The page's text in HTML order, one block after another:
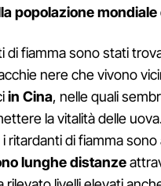
popolazione
di fiamma sono stati
nere che vivono
in Cina, nelle quali
la vitalità delle
ritardanti di fiamma sono
lunghe distanze